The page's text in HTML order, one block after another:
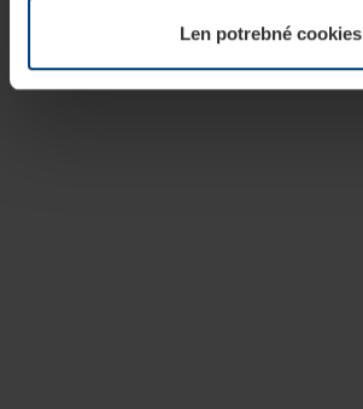
našej webovej stránky.Len potrebné cookies